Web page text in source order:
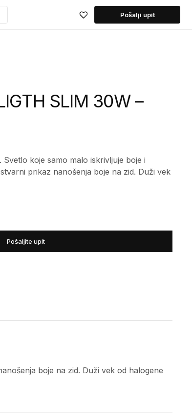
Pošalji upit
SLIM 30W –
Svetlo koje samo malo iskrivljuje boje i
prikaz nanošenja boje na zid. Duži vek
Pošaljite upit
boje na zid. Duži vek od halogene